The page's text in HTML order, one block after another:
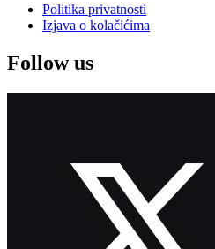
Politika privatnosti
Izjava o kolačićima
Follow us